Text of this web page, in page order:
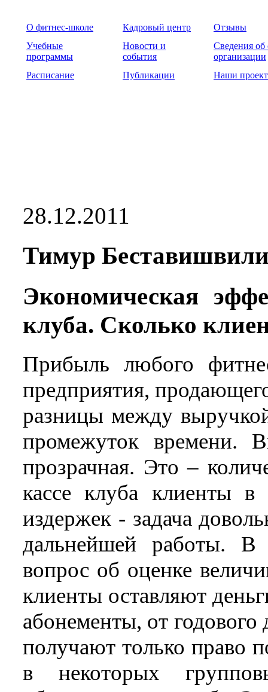
О фитнес-школе Кадровый центр
Отзывы
Учебные
программы
Новости и
события
Сведения об
организации
Расписание
Публикации Наши
28.12.2011
Тимур
Экономическая
клуба. Сколько
Прибыль любого
предприятия,
разницы между
промежуток времени.
прозрачная. Это –
кассе клуба клиенты в
издержек - задача
дальнейшей работы. В
вопрос об оценке
клиенты оставляют
абонементы, от годового
получают только право
в некоторых